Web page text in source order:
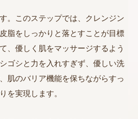
。このステップでは、クレンジン
脂をしっかりと落とすことが目標
、優しく肌をマッサージするよう
ゴシと力を入れすぎず、優しい洗
肌のバリア機能を保ちながらすっ
を実現します。